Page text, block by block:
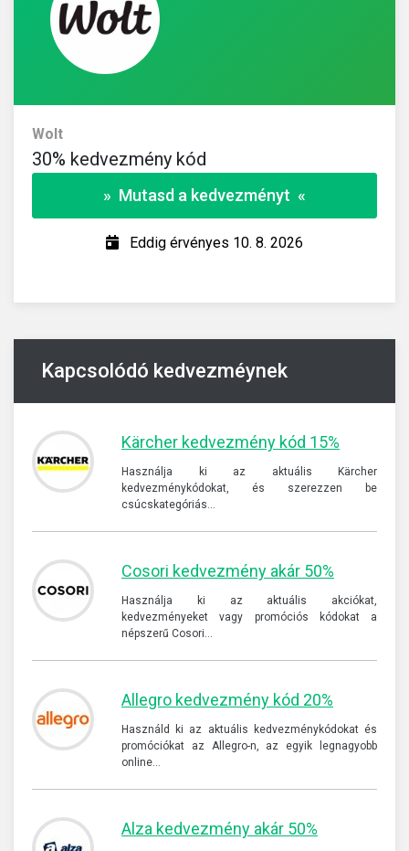
Wolt
30% kedvezmény kód
» Mutasd a kedvezményt «
Eddig érvényes 10. 8. 2026
Kapcsolódó kedvezméynek
Kärcher kedvezmény kód 15%
Használja ki az aktuális Kärcher
kedvezménykódokat, és szerezzen be
csúcskategóriás…
Cosori kedvezmény akár 50%
Használja ki az aktuális akciókat,
kedvezményeket vagy promóciós kódokat a
népszerű Cosori…
Allegro kedvezmény kód 20%
Használd ki az aktuális kedvezménykódokat és
promóciókat az Allegro-n, az egyik legnagyobb
online…
Alza kedvezmény akár 50%